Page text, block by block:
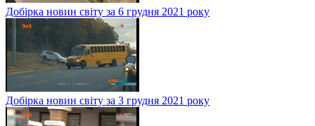
Добірка новин світу за 6 грудня 2021 року
Добірка новин світу за 3 грудня 2021 року